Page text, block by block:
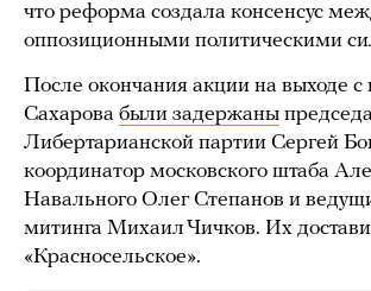
что реформа создала консенсус
оппозиционными политическими
После окончания акции на выходе с
Сахарова были задержаны
Либертарианской партии Сергей
координатор московского штаба
Навального Олег Степанов и
митинга Михаил Чичков. Их
«Красносельское».